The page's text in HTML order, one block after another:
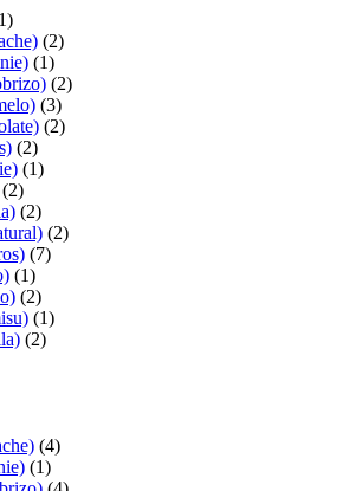
(2)
(1)
(2)
(3)
(2)
(2)
(1)
(2)
(2)
(2)
(7)
(1)
(2)
(1)
(2)
(4)
(1)